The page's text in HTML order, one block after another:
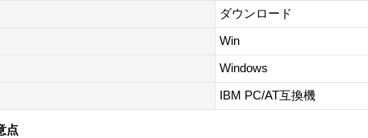
ダウンロード
Win
Windows
IBM PC/AT互換機
点